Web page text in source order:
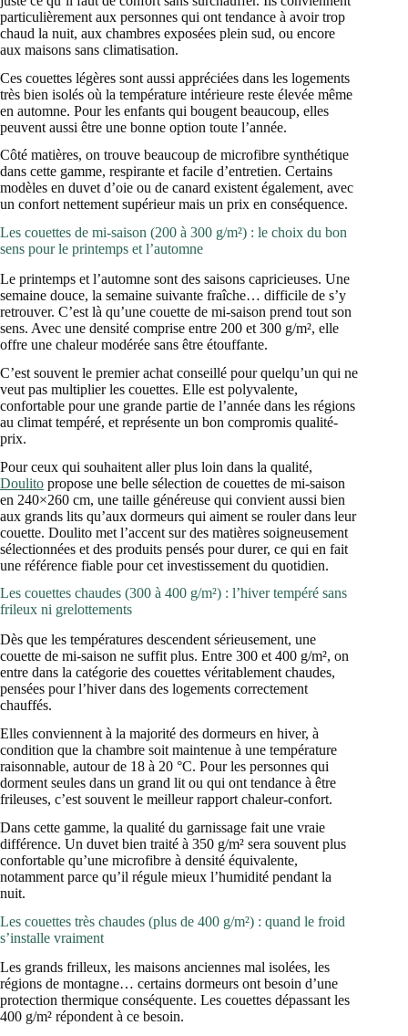
particulièrement aux personnes qui ont tendance à avoir trop
chaud la nuit, aux chambres exposées plein sud, ou encore
aux maisons sans climatisation.
Ces couettes légères sont aussi appréciées dans les logements
très bien isolés où la température intérieure reste élevée même
en automne. Pour les enfants qui bougent beaucoup, elles
peuvent aussi être une bonne option toute l’année.
Côté matières, on trouve beaucoup de microfibre synthétique
dans cette gamme, respirante et facile d’entretien. Certains
modèles en duvet d’oie ou de canard existent également, avec
un confort nettement supérieur mais un prix en conséquence.
Les couettes de mi-saison (200 à 300 g/m²) : le choix du bon
sens pour le printemps et l’automne
Le printemps et l’automne sont des saisons capricieuses. Une
semaine douce, la semaine suivante fraîche… difficile de s’y
retrouver. C’est là qu’une couette de mi-saison prend tout son
sens. Avec une densité comprise entre 200 et 300 g/m², elle
offre une chaleur modérée sans être étouffante.
C’est souvent le premier achat conseillé pour quelqu’un qui ne
veut pas multiplier les couettes. Elle est polyvalente,
confortable pour une grande partie de l’année dans les régions
au climat tempéré, et représente un bon compromis qualité-
prix.
Pour ceux qui souhaitent aller plus loin dans la qualité,
Doulito propose une belle sélection de couettes de mi-saison
en 240×260 cm, une taille généreuse qui convient aussi bien
aux grands lits qu’aux dormeurs qui aiment se rouler dans leur
couette. Doulito met l’accent sur des matières soigneusement
sélectionnées et des produits pensés pour durer, ce qui en fait
une référence fiable pour cet investissement du quotidien.
Les couettes chaudes (300 à 400 g/m²) : l’hiver tempéré sans
frileux ni grelottements
Dès que les températures descendent sérieusement, une
couette de mi-saison ne suffit plus. Entre 300 et 400 g/m², on
entre dans la catégorie des couettes véritablement chaudes,
pensées pour l’hiver dans des logements correctement
chauffés.
Elles conviennent à la majorité des dormeurs en hiver, à
condition que la chambre soit maintenue à une température
raisonnable, autour de 18 à 20 °C. Pour les personnes qui
dorment seules dans un grand lit ou qui ont tendance à être
frileuses, c’est souvent le meilleur rapport chaleur-confort.
Dans cette gamme, la qualité du garnissage fait une vraie
différence. Un duvet bien traité à 350 g/m² sera souvent plus
confortable qu’une microfibre à densité équivalente,
notamment parce qu’il régule mieux l’humidité pendant la
nuit.
Les couettes très chaudes (plus de 400 g/m²) : quand le froid
s’installe vraiment
Les grands frilleux, les maisons anciennes mal isolées, les
régions de montagne… certains dormeurs ont besoin d’une
protection thermique conséquente. Les couettes dépassant les
400 g/m² répondent à ce besoin.